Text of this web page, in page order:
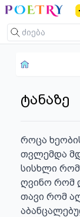
ტანაზე
როცა
თვლემდა
სისხლი
ღვინო რომ
თავი რომ